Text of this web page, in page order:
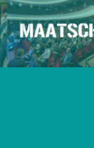
Overslaan
en
naar
de
inhoud
gaan